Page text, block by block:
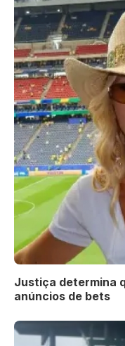
Justiça determina
anúncios de bets